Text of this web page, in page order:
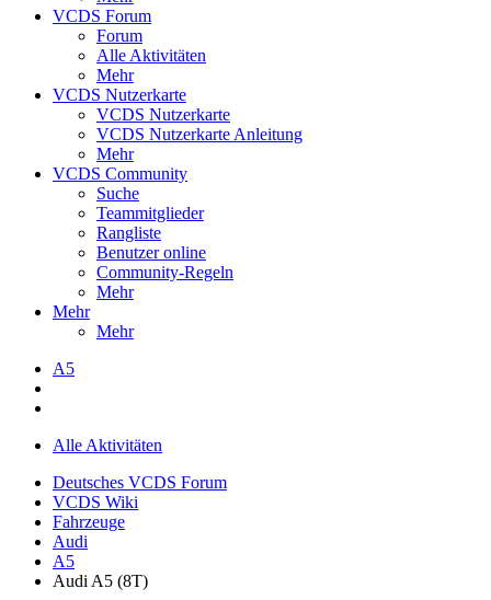
VCDS Forum
Forum
Alle Aktivitäten
Mehr
VCDS Nutzerkarte
VCDS Nutzerkarte
VCDS Nutzerkarte Anleitung
Mehr
VCDS Community
Suche
Teammitglieder
Rangliste
Benutzer online
Community-Regeln
Mehr
Mehr
Mehr
A5
Alle Aktivitäten
Deutsches VCDS Forum
VCDS Wiki
Fahrzeuge
Audi
A5
Audi A5 (8T)